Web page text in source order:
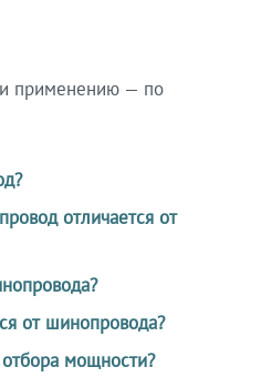
и применению — по
отличается от
от шинопровода?
мощности?